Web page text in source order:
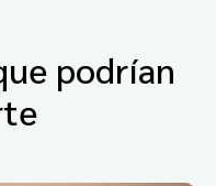
podrían